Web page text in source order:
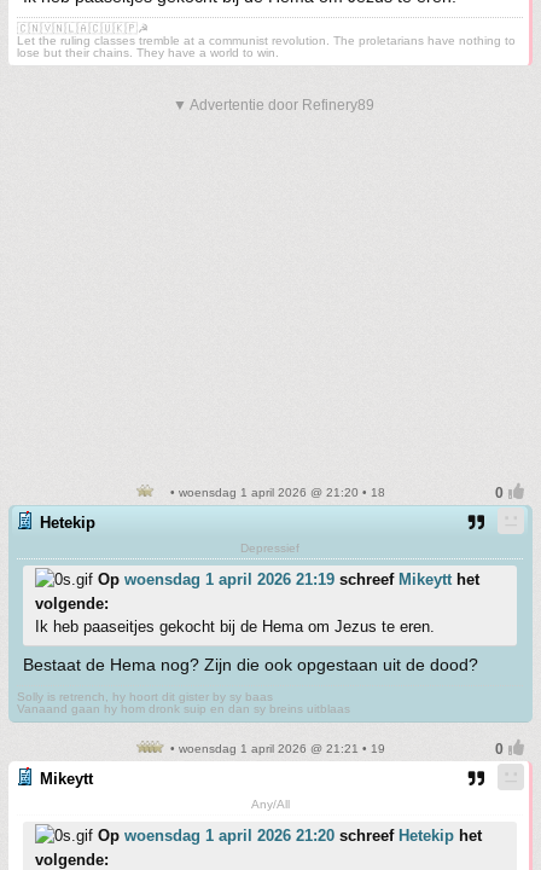
🇨🇳🇻🇳🇱🇦🇨🇺🇰🇵☭
Let the ruling classes tremble at a communist revolution. The proletarians have nothing to
lose but their chains. They have a world to win.
▼ Advertentie door Refinery89
• woensdag 1 april 2026 @ 21:20 • 18
Hetekip
Depressief
Op woensdag 1 april 2026 21:19 schreef Mikeytthet
volgende:
Ik heb paaseitjes gekocht bij de Hema om Jezus te eren.
Bestaat de Hema nog? Zijn die ook opgestaan uit de dood?
Solly is retrench, hy hoort dit gister by sy baas
Vanaand gaan hy hom dronk suip en dan sy breins uitblaas
• woensdag 1 april 2026 @ 21:21 • 19
Mikeytt
Any/All
Op woensdag 1 april 2026 21:20 schreef Hetekip het
volgende: